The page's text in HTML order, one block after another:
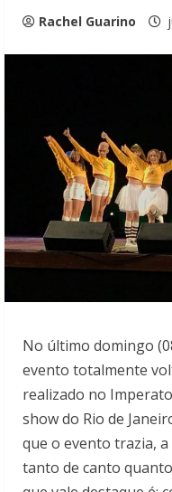
Rachel Guarino
No último domingo
evento totalmente
realizado no
show do Rio de
que o evento trazia,
tanto de canto